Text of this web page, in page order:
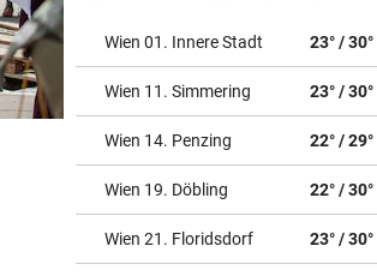
wieder vereint
KLIMA UND KRAFTWERK vor
Zu wenig Wasser: Kanu-
erhebt Vorwürfe
STRAFTÄTER RASTETE AUS vor
Bei Abschiebeversuch mit
Ansteckung gedroht
Wien 01. Innere Stadt 23° / 30°
Wien 11. Simmering 23° / 30°
Wien 14. Penzing 22° / 29°
Wien 19. Döbling 22° / 30°
Wien 21. Floridsdorf 23° / 30°